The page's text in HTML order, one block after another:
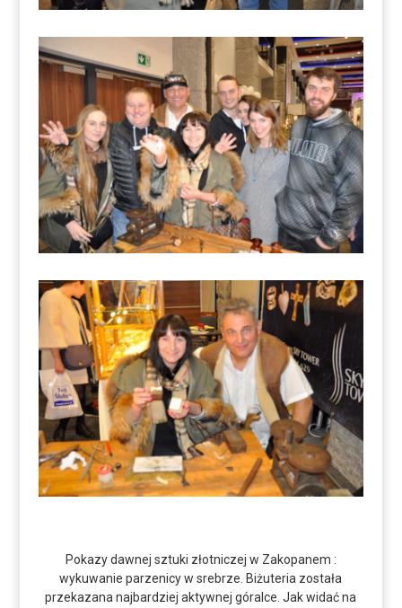
Pokazy dawnej sztuki złotniczej w Zakopanem :
wykuwanie parzenicy w srebrze. Biżuteria została
przekazana najbardziej aktywnej góralce. Jak widać na